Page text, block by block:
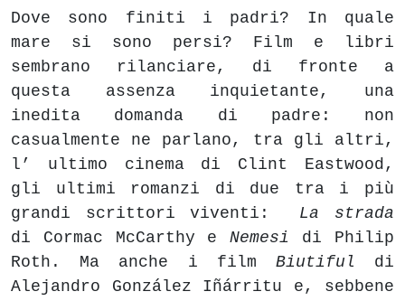
Dove sono finiti i padri? In quale
mare si sono persi? Film e libri
sembrano rilanciare, di fronte a
questa assenza inquietante, una
inedita domanda di padre: non
casualmente ne parlano, tra gli altri,
l’ ultimo cinema di Clint Eastwood,
gli ultimi romanzi di due tra i più
grandi scrittori viventi: La strada
di Cormac McCarthy eNemesi
di Philip
Roth. Ma anche i film Biutiful di
Alejandro González Iñárritu e, sebbene